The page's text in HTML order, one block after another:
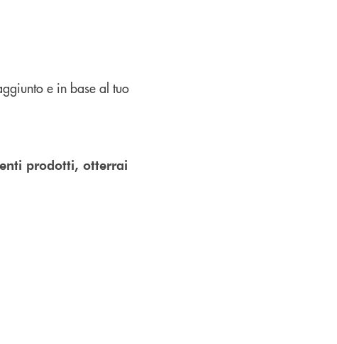
e in base al tuo
prodotti, otterrai